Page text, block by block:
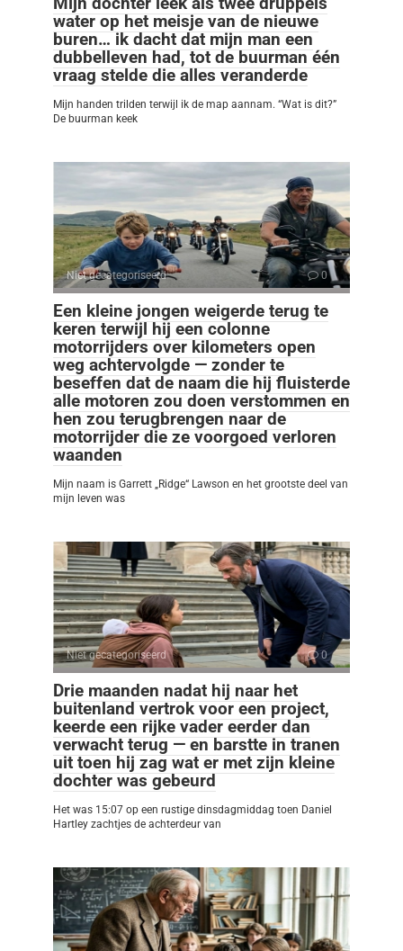
water op het meisje van de nieuwe
buren… ik dacht dat mijn man een
dubbelleven had, tot de buurman één
vraag stelde die alles veranderde
Mijn handen trilden terwijl ik de map aannam. “Wat is dit?”
De buurman keek
Niet gecategoriseerd 0
Een kleine jongen weigerde terug te
keren terwijl hij een colonne
motorrijders over kilometers open
weg achtervolgde — zonder te
beseffen dat de naam die hij fluisterde
alle motoren zou doen verstommen en
hen zou terugbrengen naar de
motorrijder die ze voorgoed verloren
waanden
Mijn naam is Garrett „Ridge“ Lawson en het grootste deel van
mijn leven was
Niet gecategoriseerd 0
Drie maanden nadat hij naar het
buitenland vertrok voor een project,
keerde een rijke vader eerder dan
verwacht terug — en barstte in tranen
uit toen hij zag wat er met zijn kleine
dochter was gebeurd
Het was 15:07 op een rustige dinsdagmiddag toen Daniel
Hartley zachtjes de achterdeur van